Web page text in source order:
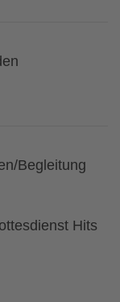
Begleitung
Hits